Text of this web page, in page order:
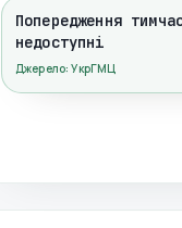
Попередження
недоступні
Джерело: УкрГМЦ